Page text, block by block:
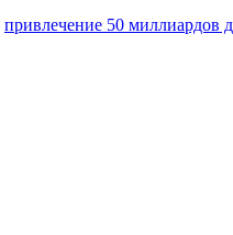
привлечение 50 миллиардов